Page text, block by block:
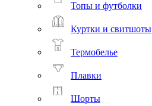
Топы и футболки
Куртки и свитшоты
Термобелье
Плавки
Шорты